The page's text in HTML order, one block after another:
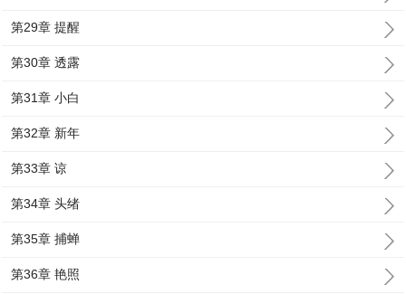
第29章 提醒
第30章 透露
第31章 小白
第32章 新年
第33章 谅
第34章 头绪
第35章 捕蝉
第36章 艳照